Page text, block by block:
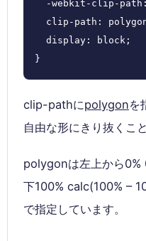
-webkit-clip-
clip-path:
  display: block;
}
clip-pathにpolygonを
自由な形にきり抜くこ
polygonは左上から0%
下100% calc(100% –
で指定しています。